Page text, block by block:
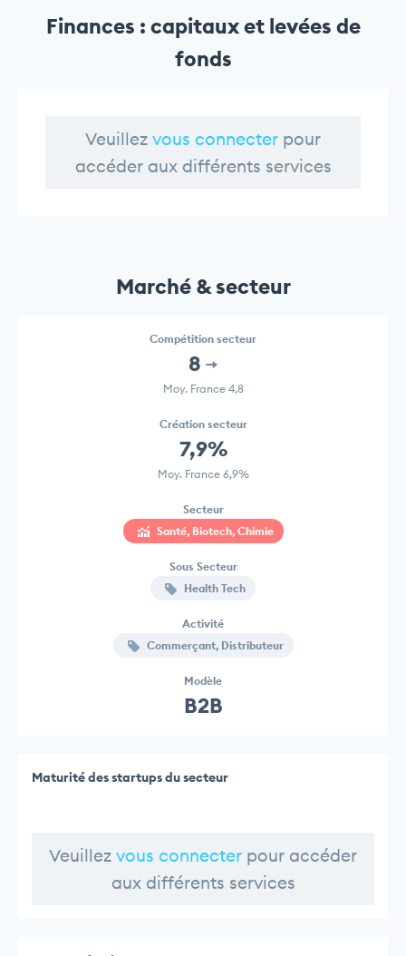
Finances : capitaux et levées de
fonds
Veuillez vous connecter pour
accéder aux différents services
Marché & secteur
Compétition secteur
8
Moy. France 4,8
Création secteur
7,9%
Moy. France 6,9%
Secteur
Santé, Biotech, Chimie
Sous Secteur
Health Tech
Activité
Commerçant, Distributeur
Modèle
B2B
Maturité des startups du secteur
Veuillez vous connecter pour accéder
aux différents services